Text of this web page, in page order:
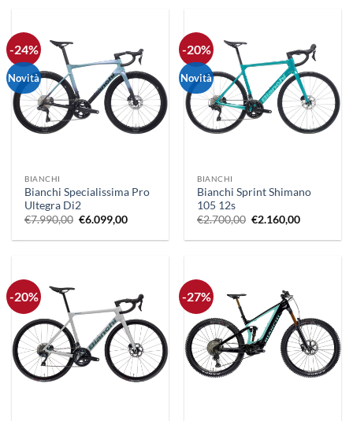
-24%
Novità
BIANCHI
Bianchi Specialissima Pro
Ultegra Di2
€7.990,00 Il
originale
€6.099,00Il
attuale
-20%
Novità
BIANCHI
Bianchi Sprint Shimano
105 12s
€2.700,00 Il
originale
€2.160,00Il
attuale
-20% -27%